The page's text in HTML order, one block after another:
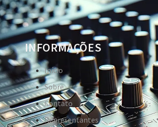
INFORMAÇÕES
Início
Sobre
Contato
Representantes